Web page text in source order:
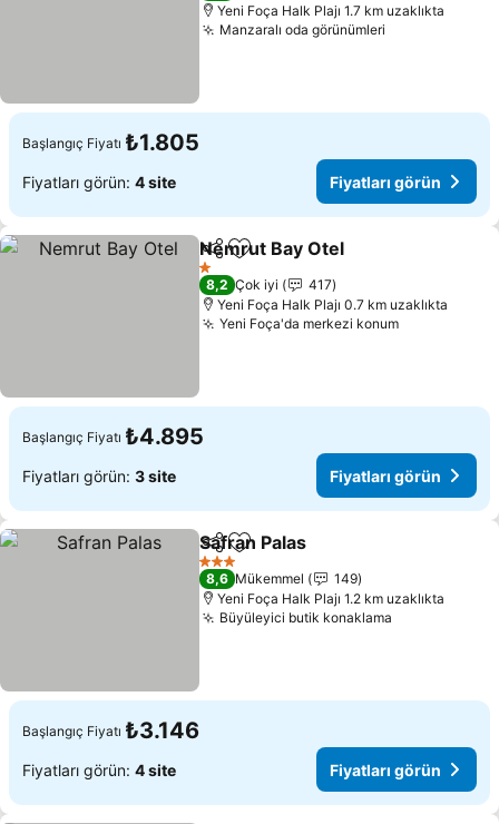
Yeni Foça Halk Plajı 1.7 km uzaklıkta
Manzaralı oda görünümleri
Başlangıç Fiyatı ₺1.805
Fiyatları görün: 4 site Fiyatları görün
PaylaşFavorilerime ekle
Nemrut Bay Otel
1 Yıldız
8,2 Çok iyi
417
Yeni Foça Halk Plajı 0.7 km uzaklıkta
Yeni Foça'da merkezi konumFiyatları
Başlangıç Fiyatı ₺4.895
Fiyatları görün: 3 site Fiyatları görün
PaylaşFavorilerime ekle
Safran Palas
3 Yıldız
8,6 Mükemmel
149
Yeni Foça Halk Plajı 1.2 km uzaklıkta
Büyüleyici butik konaklama
Başlangıç Fiyatı ₺3.146
Fiyatları görün: 4 site Fiyatları görün